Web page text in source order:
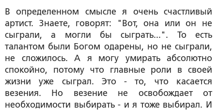
В определенном смысле я очень счастливый
артист. Знаете, говорят: "Вот, она или он не
сыграли, а могли бы сыграть...". То есть
талантом были Богом одарены, но не сыграли,
не сложилось. А я могу умирать абсолютно
спокойно, потому что главные роли в своей
жизни уже сыграл. Это - то, что касается
везения. Но везение не освобождает от
необходимости выбирать - и я тоже выбирал. И